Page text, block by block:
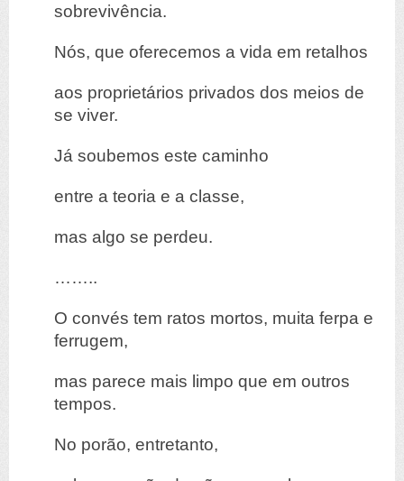
sobrevivência.
Nós, que oferecemos a vida em retalhos
aos proprietários privados dos meios de
se viver.
Já soubemos este caminho
entre a teoria e a classe,
mas algo se perdeu.
……..
O convés tem ratos mortos, muita ferpa e
ferrugem,
mas parece mais limpo que em outros
tempos.
No porão, entretanto,